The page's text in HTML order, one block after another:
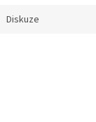
Diskuze